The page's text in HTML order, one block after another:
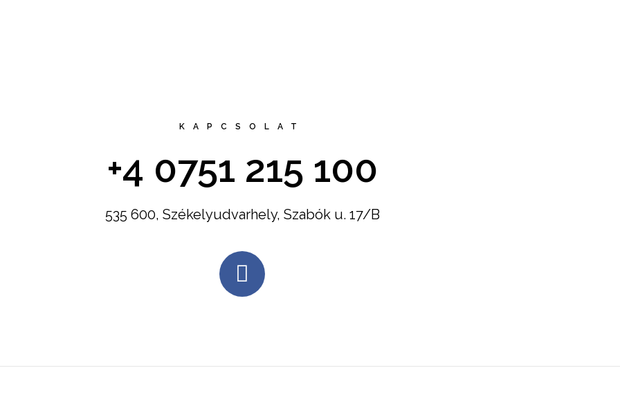
KAPCSOLAT
+4 0751 215 100
535 600, Székelyudvarhely, Szabók u. 17/B
F
a
c
o